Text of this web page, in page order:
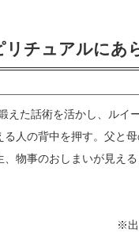
リチュアルにあ
えた話術を活かし、ルイ
る人の背中を押す。父と
、物事のおしまいが見え
※出